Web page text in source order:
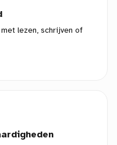
lezen, schrijven of